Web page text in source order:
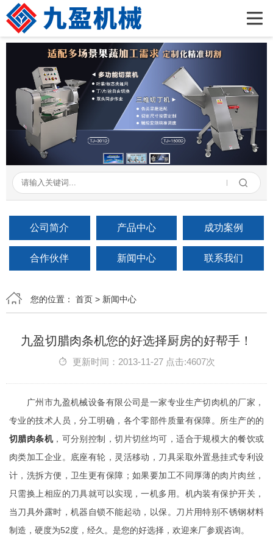
公司简介
产品展示
新闻资讯
成功案例
在线留言
联系我们
公司简介 产品中心 成功案例
合作伙伴 新闻中心 联系我们
您的位置： 首页 > 新闻中心
九盈切腊肉条机您的好选择厨房的好帮手！
更新时间：2013-11-27 点击:4607次
广州市九盈机械设备有限公司是一家专业生产切肉机的厂家，
专业的技术人员，分工明确，各个零部件质量有保障。所生产的的
切腊肉条机，可分别控制，切片切丝均可，适合于规模大的餐饮或
肉类加工企业。底座有轮，灵活移动，刀具采取外置悬挂式专利设
计，洗拆方便，卫生更有保障；如果要加工不同厚薄的肉片肉丝，
只需换上相应的刀具就可以实现，一机多用。机内装有保护开关，
当刀具外露时，机器自锁不能起动，以保。刀片用特别不锈钢材料
制造，硬度为52度，经久。是您的好选择，欢迎来厂参观咨询。